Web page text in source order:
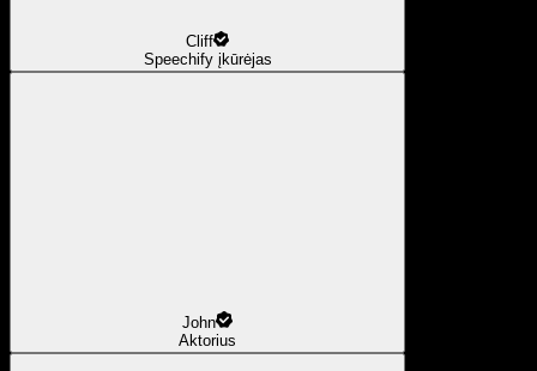
Cliff
Speechify įkūrėjas
John
Aktorius